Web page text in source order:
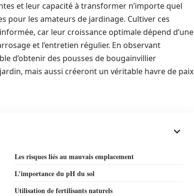
et leur capacité à transformer n’importe quel
pour les amateurs de jardinage. Cultiver ces
car leur croissance optimale dépend d’une
et l’entretien régulier. En observant
d’obtenir des pousses de bougainvillier
mais aussi créeront un véritable havre de paix
Les risques liés au mauvais emplacement
L’importance du pH du sol
Utilisation de fertilisants naturels